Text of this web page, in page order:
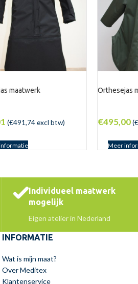
maatwerk
(€491,74excl btw)
Orthesejas
€495,00 (€
Meer
Individueel maatwerk
mogelijk
Eigen atelier in Nederland
INFORMATIE
Wat is mijn maat?
Over Meditex
Klantenservice